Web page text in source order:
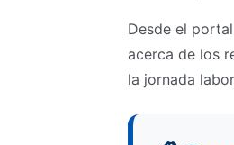
Desde el portal
acerca de los
la jornada